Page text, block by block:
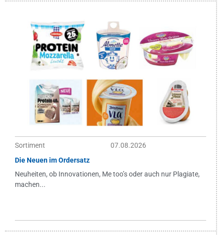
Sortiment
07.08.2026
Die Neuen im Ordersatz
Neuheiten, ob Innovationen, Me too’s oder auch nur Plagiate,
machen...